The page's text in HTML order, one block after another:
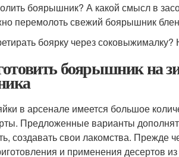
боярышник? А какой смысл в
перемолоть свежий боярышник
боярку через соковыжималку?
боярышник на
в арсенале имеется большое
Предложенные варианты
создавать свои лакомства. Прежде
и применения десертов